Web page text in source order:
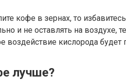
кофе в зернах, то
и не оставлять на воздухе,
воздействие кислорода
лучше?